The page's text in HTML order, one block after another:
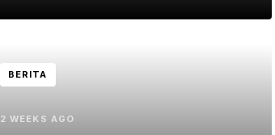
BERITA
2 WEEKS AGO